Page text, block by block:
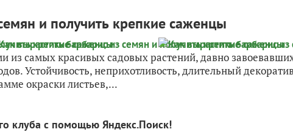
и получить крепкие саженцы
из самых красивых садовых растений, давно
Устойчивость, неприхотливость, длительный
окраски листьев,...
клуба с помощью Яндекс.Поиск!